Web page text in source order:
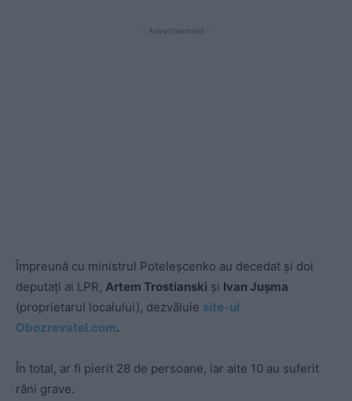
- Advertisement -
Împreună cu ministrul Poteleșcenko au decedat și doi
deputați ai LPR, Artem Trostianski și Ivan Jușma
(proprietarul localului), dezvăluie site-ul
Obozrevatel.com.
În total, ar fi pierit 28 de persoane, iar alte 10 au suferit
răni grave.